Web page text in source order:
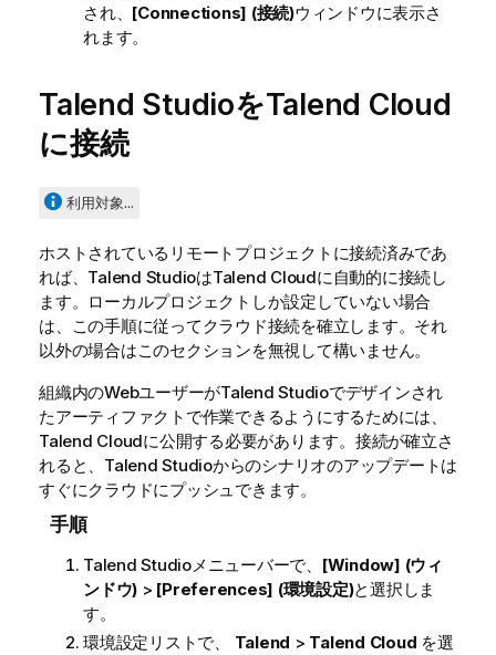
され、 [Connections] (接続)ウィンドウに表示さ
れます。
Talend StudioをTalend Cloud
に接続
利用対象...
ホストされているリモートプロジェクトに接続済みであ
れば、 Talend StudioはTalend Cloudに自動的に接続し
ます。ローカルプロジェクトしか設定していない場合
は、この手順に従ってクラウド接続を確立します。それ
以外の場合はこのセクションを無視して構いません。
組織内のWebユーザーがTalend Studioでデザインされ
たアーティファクトで作業できるようにするためには、
Talend Cloudに公開する必要があります。接続が確立さ
れると、 Talend Studioからのシナリオのアップデートは
すぐにクラウドにプッシュできます。
手順
Talend Studioメニューバーで、 [Window] (ウィ
ンドウ) > [Preferences] (環境設定)と選択しま
す。
環境設定リストで、 Talend > Talend Cloud を選